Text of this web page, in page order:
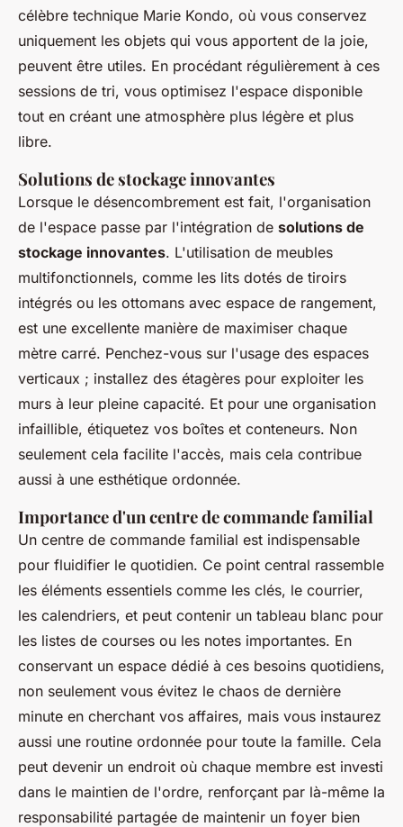
célèbre technique Marie Kondo, où vous conservez
uniquement les objets qui vous apportent de la joie,
peuvent être utiles. En procédant régulièrement à ces
sessions de tri, vous optimisez l'espace disponible
tout en créant une atmosphère plus légère et plus
libre.
Solutions de stockage innovantes
Lorsque le désencombrement est fait, l'organisation
de l'espace passe par l'intégration de solutions de
stockage innovantes. L'utilisation de meubles
multifonctionnels, comme les lits dotés de tiroirs
intégrés ou les ottomans avec espace de rangement,
est une excellente manière de maximiser chaque
mètre carré. Penchez-vous sur l'usage des espaces
verticaux ; installez des étagères pour exploiter les
murs à leur pleine capacité. Et pour une organisation
infaillible, étiquetez vos boîtes et conteneurs. Non
seulement cela facilite l'accès, mais cela contribue
aussi à une esthétique ordonnée.
Importance d'un centre de commande familial
Un centre de commande familial est indispensable
pour fluidifier le quotidien. Ce point central rassemble
les éléments essentiels comme les clés, le courrier,
les calendriers, et peut contenir un tableau blanc pour
les listes de courses ou les notes importantes. En
conservant un espace dédié à ces besoins quotidiens,
non seulement vous évitez le chaos de dernière
minute en cherchant vos affaires, mais vous instaurez
aussi une routine ordonnée pour toute la famille. Cela
peut devenir un endroit où chaque membre est investi
dans le maintien de l'ordre, renforçant par là-même la
responsabilité partagée de maintenir un foyer bien